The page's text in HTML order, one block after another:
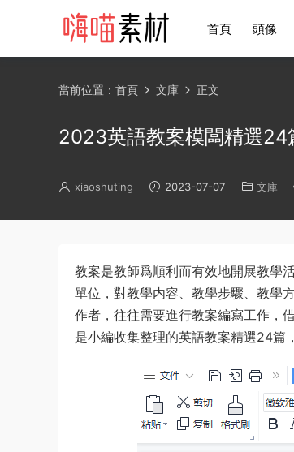
首頁 頭像
當前位置： 首頁 文庫 正文
2023英語教案模闆精選24
xiaoshuting 2023-07-07 文庫
教案是教師爲順利而有效地開展教學
單位，對教學内容、教學步驟、教學
作者，往往需要進行教案編寫工作，
是小編收集整理的英語教案精選24篇